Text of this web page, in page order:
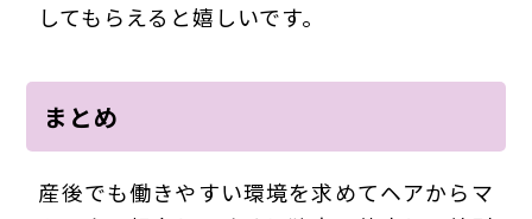
してもらえると嬉しいです。
まとめ
産後でも働きやすい環境を求めてヘアからマ